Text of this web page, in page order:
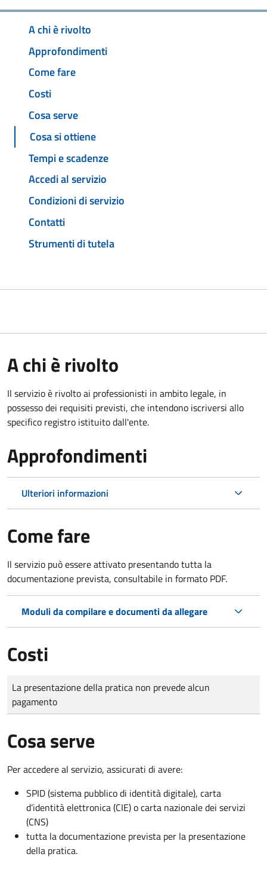
A chi è rivolto
Approfondimenti
Come fare
Costi
Cosa serve
Cosa si ottiene
Tempi e scadenze
Accedi al servizio
Condizioni di servizio
Contatti
Strumenti di tutela
A chi è rivolto
Il servizio è rivolto ai professionisti in ambito legale, in
possesso dei requisiti previsti, che intendono iscriversi allo
specifico registro istituito dall'ente.
Approfondimenti
Ulteriori informazioni
Come fare
Il servizio può essere attivato presentando tutta la
documentazione prevista, consultabile in formato PDF.
Moduli da compilare e documenti da allegare
Costi
Tipo di pagamento
Importo
La presentazione della pratica non prevede alcun
pagamento
Cosa serve
Per accedere al servizio, assicurati di avere:
SPID (sistema pubblico di identità digitale), carta
d’identità elettronica (CIE) o carta nazionale dei servizi
(CNS)
tutta la documentazione prevista per la presentazione
della pratica.